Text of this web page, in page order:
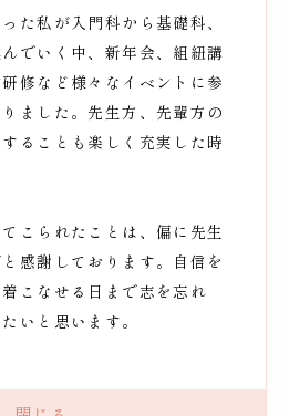
た私が入門科から基礎科、
でいく中、新年会、組紐講
修など様々なイベントに参
ました。先生方、先輩方の
ることも楽しく充実した時
こられたことは、偏に先生
感謝しております。自信を
こなせる日まで志を忘れ
いと思います。